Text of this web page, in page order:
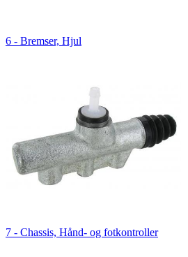
6 - Bremser, Hjul
7 - Chassis, Hånd- og fotkontroller